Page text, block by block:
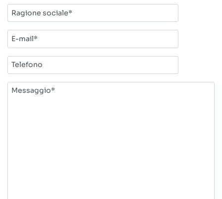
Ragione
sociale*
E-
mail*
Telefono
Messaggio*